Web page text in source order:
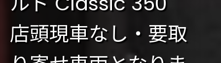
店頭現車なし・要取